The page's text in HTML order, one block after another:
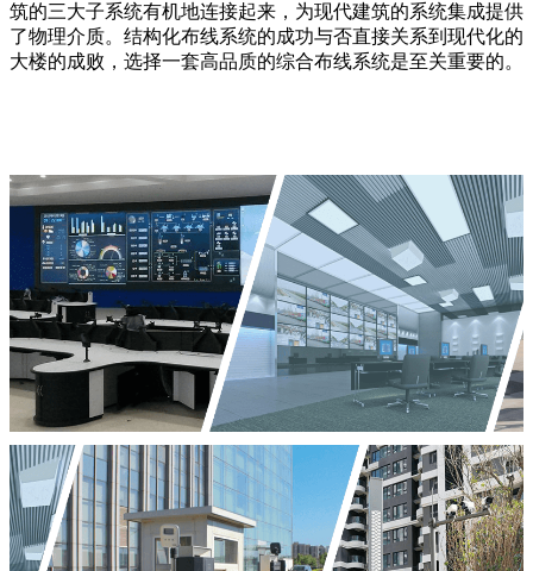
筑的三大子系统有机地连接起来，为现代建筑的系统集成提供
了物理介质。结构化布线系统的成功与否直接关系到现代化的
大楼的成败，选择一套高品质的综合布线系统是至关重要的。